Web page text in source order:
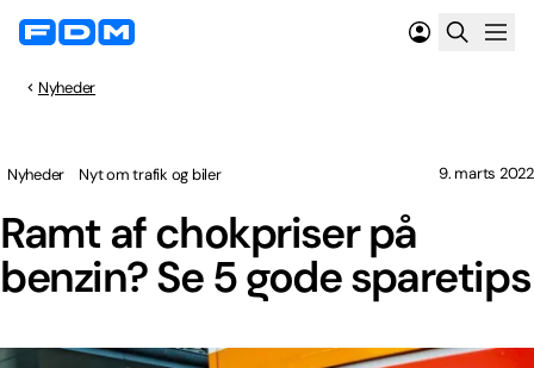
Nyheder
Ramt af chokpriser på
benzin? Se 5 gode sparetips
Nyheder Nyt om trafik og biler 9. marts 2022